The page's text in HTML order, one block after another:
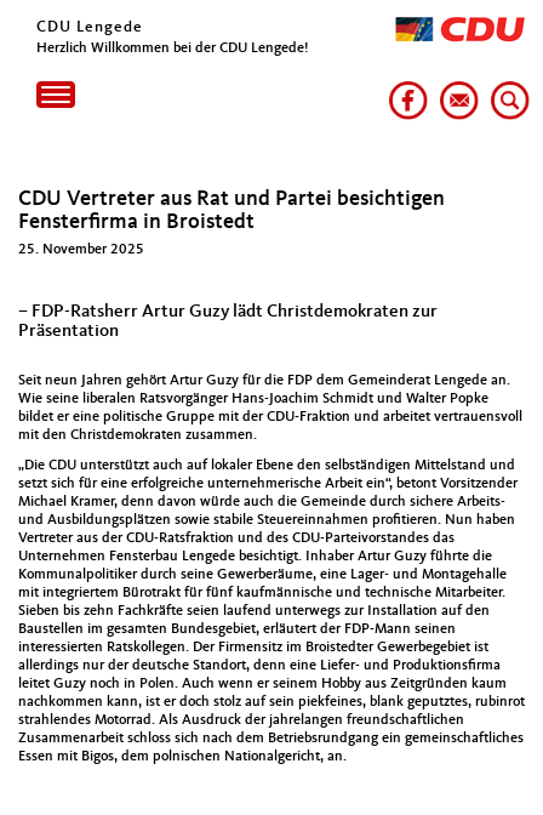
CDU Lengede
Herzlich Willkommen bei der CDU Lengede!
Toggle
navigation
CDU Vertreter aus Rat und Partei besichtigen
Fensterfirma in Broistedt
25. November 2025
– FDP-Ratsherr Artur Guzy lädt Christdemokraten zur
Präsentation
Seit neun Jahren gehört Artur Guzy für die FDP dem Gemeinderat Lengede an.
Wie seine liberalen Ratsvorgänger Hans-Joachim Schmidt und Walter Popke
bildet er eine politische Gruppe mit der CDU-Fraktion und arbeitet vertrauensvoll
mit den Christdemokraten zusammen.
„Die CDU unterstützt auch auf lokaler Ebene den selbständigen Mittelstand und
setzt sich für eine erfolgreiche unternehmerische Arbeit ein“, betont Vorsitzender
Michael Kramer, denn davon würde auch die Gemeinde durch sichere Arbeits-
und Ausbildungsplätzen sowie stabile Steuereinnahmen profitieren. Nun haben
Vertreter aus der CDU-Ratsfraktion und des CDU-Parteivorstandes das
Unternehmen Fensterbau Lengede besichtigt. Inhaber Artur Guzy führte die
Kommunalpolitiker durch seine Gewerberäume, eine Lager- und Montagehalle
mit integriertem Bürotrakt für fünf kaufmännische und technische Mitarbeiter.
Sieben bis zehn Fachkräfte seien laufend unterwegs zur Installation auf den
Baustellen im gesamten Bundesgebiet, erläutert der FDP-Mann seinen
interessierten Ratskollegen. Der Firmensitz im Broistedter Gewerbegebiet ist
allerdings nur der deutsche Standort, denn eine Liefer- und Produktionsfirma
leitet Guzy noch in Polen. Auch wenn er seinem Hobby aus Zeitgründen kaum
nachkommen kann, ist er doch stolz auf sein piekfeines, blank geputztes, rubinrot
strahlendes Motorrad. Als Ausdruck der jahrelangen freundschaftlichen
Zusammenarbeit schloss sich nach dem Betriebsrundgang ein gemeinschaftliches
Essen mit Bigos, dem polnischen Nationalgericht, an.